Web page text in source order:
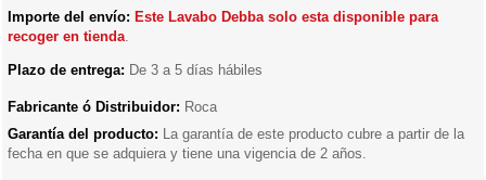
Importe del envío: Este Lavabo Debba solo esta disponible para
recoger en tienda
Plazo de entrega: De 3 a 5 días hábiles
Fabricante ó Distribuidor: Roca
Garantía del producto:
La garantía de este producto cubre a partir de la
fecha en que se adquiera y tiene una vigencia de 2 años.